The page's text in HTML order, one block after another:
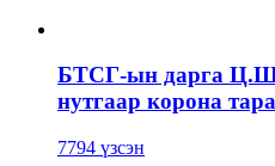
БТСГ-ын дарга
нутгаар корона
7794 үзсэн